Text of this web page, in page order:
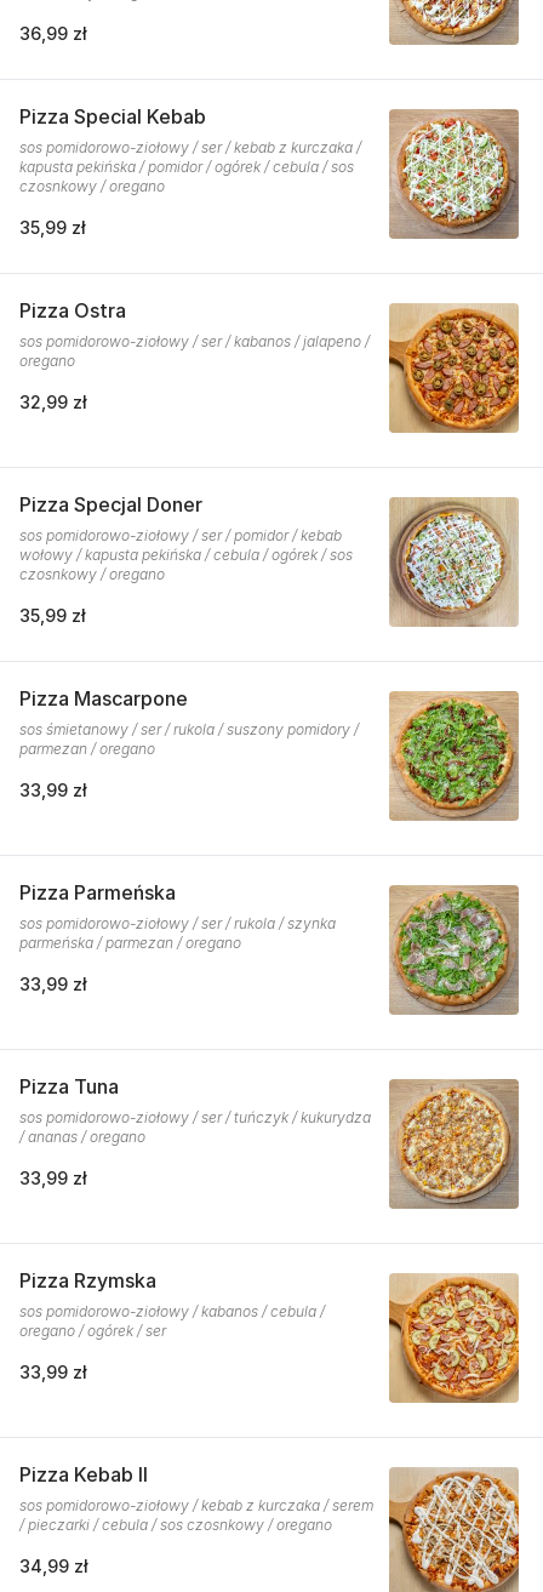
36,99 zł
Pizza Special Kebab
sos pomidorowo-ziołowy / ser / kebab z kurczaka /
kapusta pekińska / pomidor / ogórek / cebula / sos
czosnkowy / oregano
35,99 zł
Pizza Ostra
sos pomidorowo-ziołowy / ser / kabanos / jalapeno /
oregano
32,99 zł
Pizza Specjal Doner
sos pomidorowo-ziołowy / ser / pomidor / kebab
wołowy / kapusta pekińska / cebula / ogórek / sos
czosnkowy / oregano
35,99 zł
Pizza Mascarpone
sos śmietanowy / ser / rukola / suszony pomidory /
parmezan / oregano
33,99 zł
Pizza Parmeńska
sos pomidorowo-ziołowy / ser / rukola / szynka
parmeńska / parmezan / oregano
33,99 zł
Pizza Tuna
sos pomidorowo-ziołowy / ser / tuńczyk / kukurydza
/ ananas / oregano
33,99 zł
Pizza Rzymska
sos pomidorowo-ziołowy / kabanos / cebula /
oregano / ogórek / ser
33,99 zł
Pizza Kebab II
sos pomidorowo-ziołowy / kebab z kurczaka / serem
/ pieczarki / cebula / sos czosnkowy / oregano
34,99 zł